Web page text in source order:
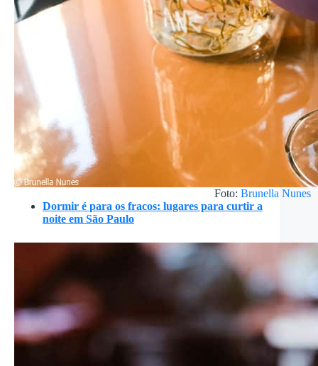
Foto: Brunella Nunes
Dormir é para os fracos: lugares para curtir a
noite em São Paulo